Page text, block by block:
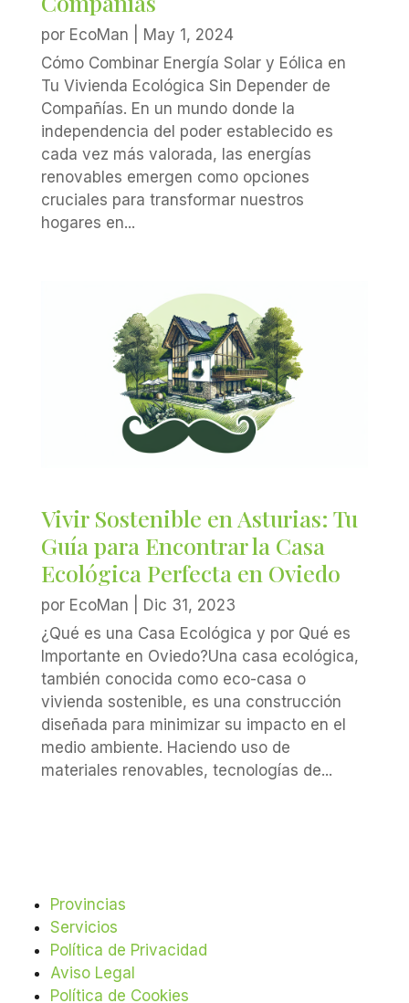
por EcoMan
May 1, 2024
Cómo Combinar Energía Solar y Eólica en
Tu Vivienda Ecológica Sin Depender de
Compañías. En un mundo donde la
independencia del poder establecido es
cada vez más valorada, las energías
renovables emergen como opciones
cruciales para transformar nuestros
hogares en...
Vivir Sostenible en Asturias: Tu
Guía para Encontrar la Casa
Ecológica Perfecta en Oviedo
por EcoMan
Dic 31, 2023
¿Qué es una Casa Ecológica y por Qué es
Importante en Oviedo?Una casa ecológica,
también conocida como eco-casa o
vivienda sostenible, es una construcción
diseñada para minimizar su impacto en el
medio ambiente. Haciendo uso de
materiales renovables, tecnologías de...
Provincias
Servicios
Política de Privacidad
Aviso Legal
Política de Cookies